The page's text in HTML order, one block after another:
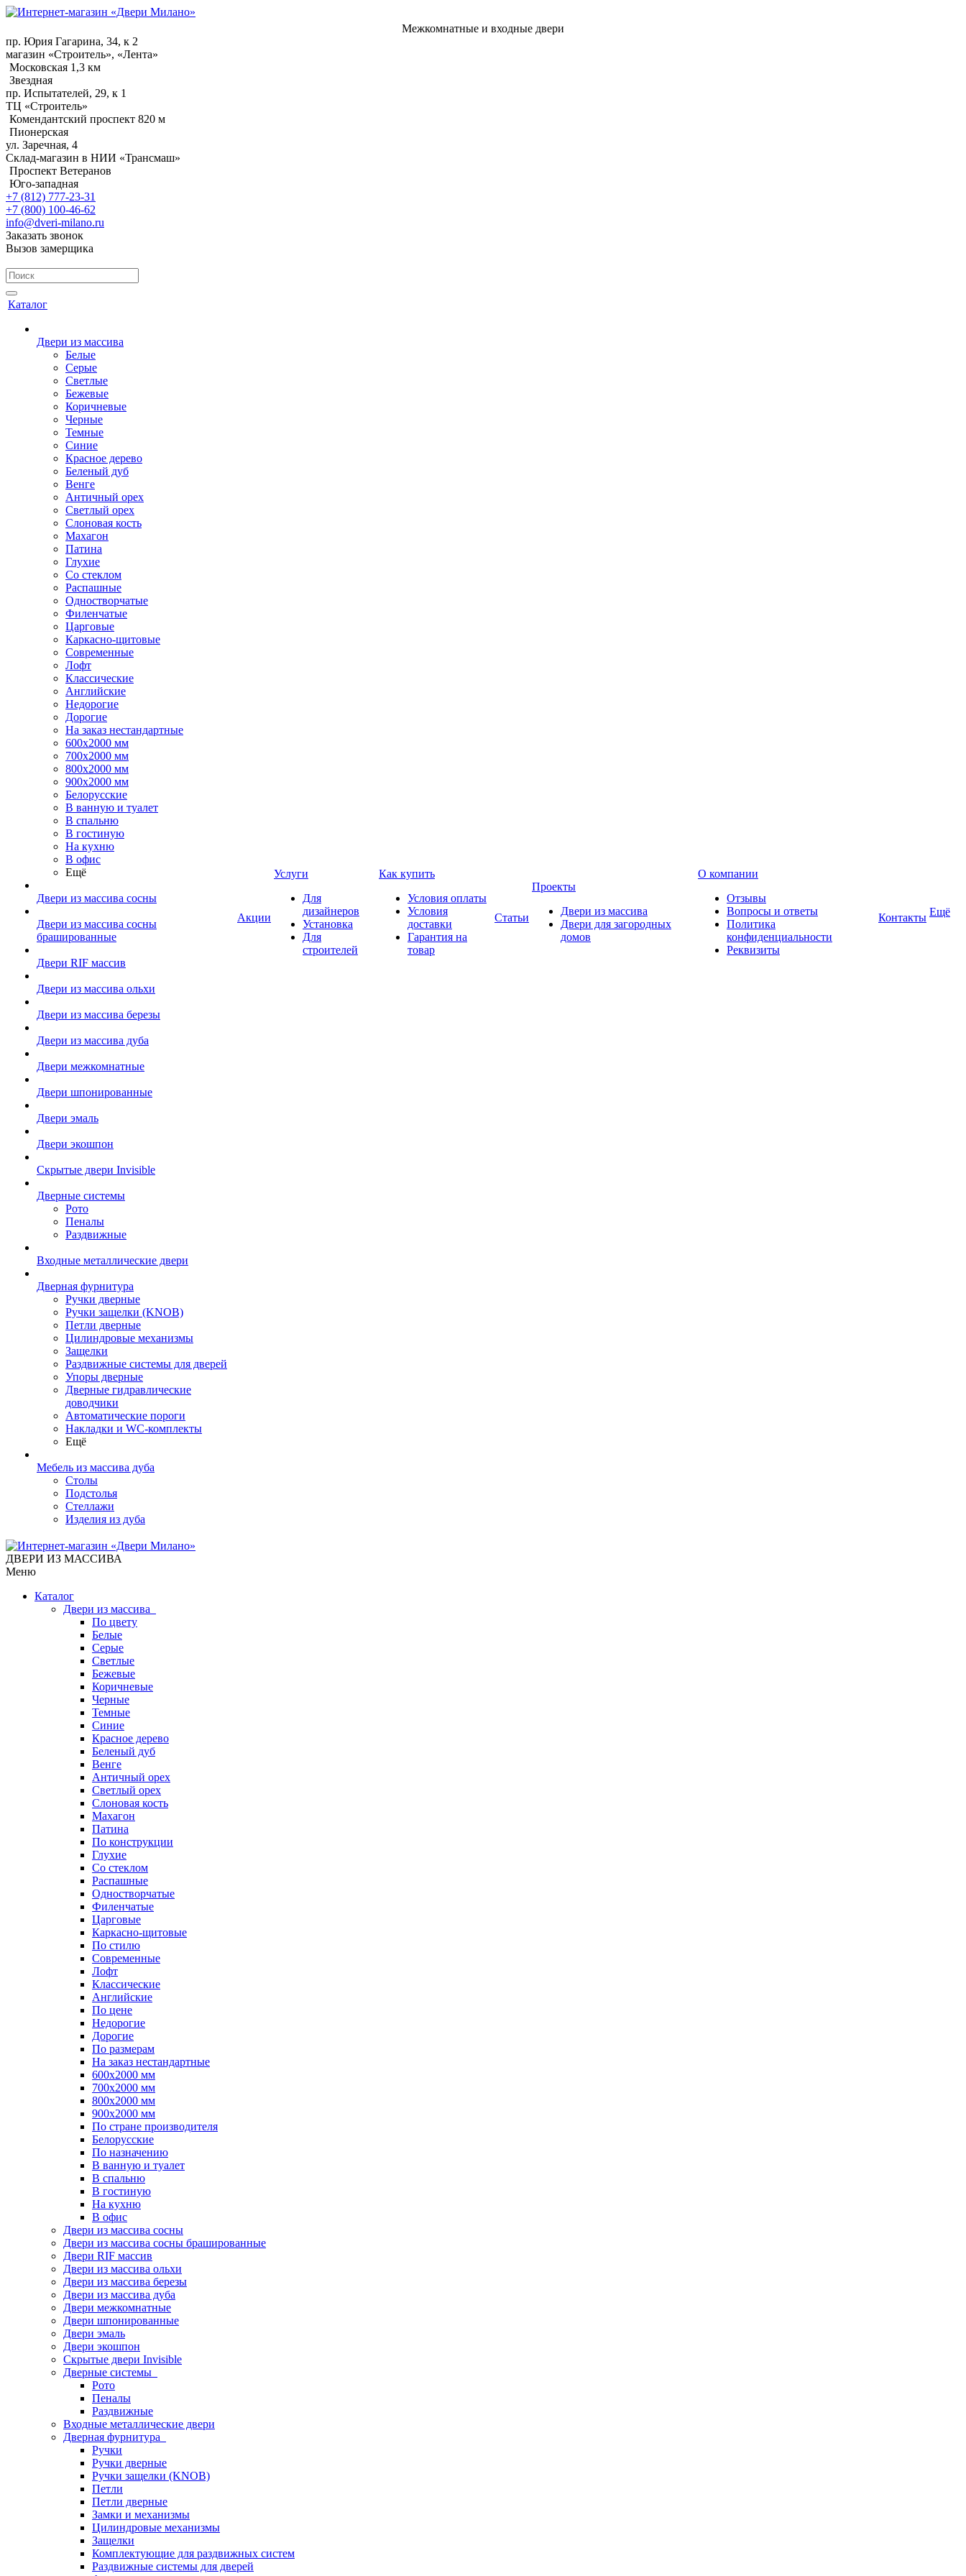
Межкомнатные и входные двери
пр. Юрия Гагарина, 34, к 2
магазин «Строитель», «Лента»
Московская 1,3 км
Звездная
пр. Испытателей, 29, к 1
ТЦ «Строитель»
Комендантский проспект 820 м
Пионерская
ул. Заречная, 4
Склад-магазин в НИИ «Трансмаш»
Проспект Ветеранов
Юго-западная
+7 (812) 777-23-31
+7 (800) 100-46-62
info@dveri-milano.ru
Заказать звонок
Вызов замерщика
Каталог
Двери из массива
Белые
Серые
Светлые
Бежевые
Коричневые
Черные
Темные
Синие
Красное дерево
Беленый дуб
Венге
Античный орех
Светлый орех
Слоновая кость
Махагон
Патина
Глухие
Со стеклом
Распашные
Одностворчатые
Филенчатые
Царговые
Каркасно-щитовые
Современные
Лофт
Классические
Английские
Недорогие
Дорогие
На заказ нестандартные
600х2000 мм
700х2000 мм
800х2000 мм
900х2000 мм
Белорусские
В ванную и туалет
В спальню
В гостиную
На кухню
В офис
Ещё
Двери из массива сосны
Двери из массива сосны
брашированные
Двери RIF массив
Двери из массива ольхи
Двери из массива березы
Двери из массива дуба
Двери межкомнатные
Двери шпонированные
Двери эмаль
Двери экошпон
Скрытые двери Invisible
Дверные системы
Рото
Пеналы
Раздвижные
Входные металлические двери
Дверная фурнитура
Ручки дверные
Ручки защелки (KNOB)
Петли дверные
Цилиндровые механизмы
Защелки
Раздвижные системы для дверей
Упоры дверные
Дверные гидравлические
доводчики
Автоматические пороги
Накладки и WC-комплекты
Ещё
Мебель из массива дуба
Столы
Подстолья
Стеллажи
Изделия из дуба
Акции
Услуги
Для
дизайнеров
Установка
Для
строителей
Как купить
Условия оплаты
Условия
доставки
Гарантия на
товар
Статьи
Проекты
Двери из массива
Двери для загородных
домов
О компании
Отзывы
Вопросы и ответы
Политика
конфиденциальности
Реквизиты
Контакты Ещё
ДВЕРИ ИЗ МАССИВА
Меню
Каталог
Двери из массива
По цвету
Белые
Серые
Светлые
Бежевые
Коричневые
Черные
Темные
Синие
Красное дерево
Беленый дуб
Венге
Античный орех
Светлый орех
Слоновая кость
Махагон
Патина
По конструкции
Глухие
Со стеклом
Распашные
Одностворчатые
Филенчатые
Царговые
Каркасно-щитовые
По стилю
Современные
Лофт
Классические
Английские
По цене
Недорогие
Дорогие
По размерам
На заказ нестандартные
600х2000 мм
700х2000 мм
800х2000 мм
900х2000 мм
По стране производителя
Белорусские
По назначению
В ванную и туалет
В спальню
В гостиную
На кухню
В офис
Двери из массива сосны
Двери из массива сосны брашированные
Двери RIF массив
Двери из массива ольхи
Двери из массива березы
Двери из массива дуба
Двери межкомнатные
Двери шпонированные
Двери эмаль
Двери экошпон
Скрытые двери Invisible
Дверные системы
Рото
Пеналы
Раздвижные
Входные металлические двери
Дверная фурнитура
Ручки
Ручки дверные
Ручки защелки (KNOB)
Петли
Петли дверные
Замки и механизмы
Цилиндровые механизмы
Защелки
Комплектующие для раздвижных систем
Раздвижные системы для дверей